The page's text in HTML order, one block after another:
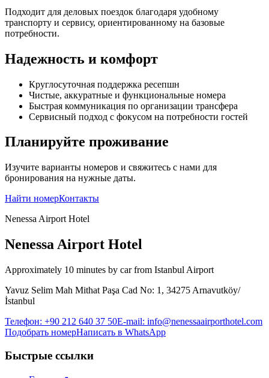
Подходит для деловых поездок благодаря удобному
транспорту и сервису, ориентированному на базовые
потребности.
Надежность и комфорт
Круглосуточная поддержка ресепшн
Чистые, аккуратные и функциональные номера
Быстрая коммуникация по организации трансфера
Сервисный подход с фокусом на потребности гостей
Планируйте проживание
Изучите варианты номеров и свяжитесь с нами для
бронирования на нужные даты.
Найти номерКонтакты
Nenessa Airport Hotel
Nenessa Airport Hotel
Approximately 10 minutes by car from Istanbul Airport
Yavuz Selim Mah Mithat Paşa Cad No: 1, 34275 Arnavutköy/
İstanbul
Телефон: +90 212 640 37 50E-mail: info@nenessaairporthotel.com
Подобрать номерНаписать в WhatsApp
Быстрые ссылки